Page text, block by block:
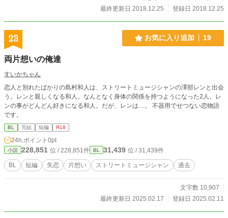
最終更新日 2018.12.25
登録日 2018.12.25
23 お気に入り追加 19
両片想いの俺達
すいかちゃん
恋人と別れたばかりの島村和人は、ストリートミュージシャンの澤部レンと出会
う。レンと親しくなる和人。なんとなく身体の関係を持つようになった2人。レ
ンの事がどんどん好きになる和人。だが、レンは…。 不器用でせつない恋物語
です。
BL 完結 短編 R18
24h.ポイント 0pt
小説 228,851 位 / 228,851件 BL 31,439 位 / 31,439件
BL 短編 失恋 片想い ストリートミュージシャン 過去
文字数 10,907
最終更新日 2025.02.17
登録日 2025.02.11